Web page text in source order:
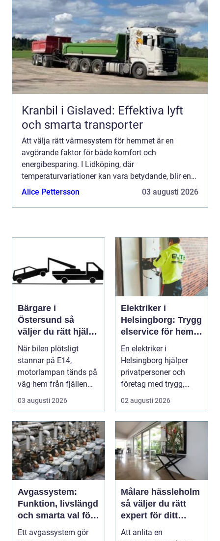
Kranbil i Gislaved: Effektiva lyft
och smarta transporter
Att välja rätt värmesystem för hemmet är en
avgörande faktor för både komfort och
energibesparing. I Lidköping, där
temperaturvariationer kan vara betydande, blir en
värmepumpslösning allt ...
Alice Pettersson 03 augusti 2026
Bärgare i
Östersund så
väljer du rätt hjälp
när bilen stannar
När bilen plötsligt
stannar på E14,
motorlampan tänds på
väg hem från fjällen
eller en tung lastbil ...
03 augusti 2026
Elektriker i
Helsingborg: Trygg
elservice för hem
och företag
En elektriker i
Helsingborg hjälper
privatpersoner och
företag med trygg,
säker och e...
02 augusti 2026
Avgassystem:
Funktion, livslängd
och smarta val för
bilägare
Ett avgassystem gör
Målare hässleholm
så väljer du rätt
expert för ditt
måleriprojekt
Att anlita en